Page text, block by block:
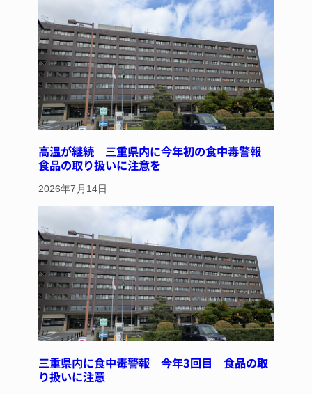
o
k
高温が継続 三重県内に今年初の食中毒警報
食品の取り扱いに注意を
2026年7月14日
三重県内に食中毒警報 今年3回目 食品の取
り扱いに注意